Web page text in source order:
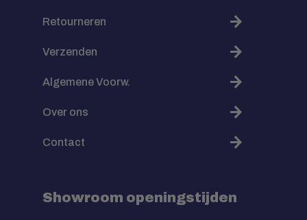
Retourneren
Verzenden
Algemene Voorw.
Over ons
Contact
Showroom openingstijden